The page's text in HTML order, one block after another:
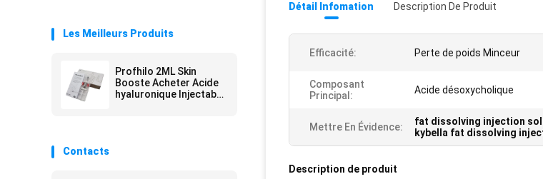
Les Meilleurs Produits
Profhilo 2ML Skin
Booste Acheter Acide
hyaluronique Injectable
Contacts
Détail Infomation Description De Produit
Efficacité: Perte de poids Minceur
Composant
Principal:
Acide désoxycholique
Mettre En Évidence: fat dissolving injection
kybella fat dissolving
Description de produit